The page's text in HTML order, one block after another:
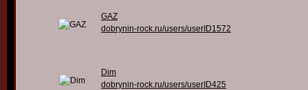
GAZ
dobrynin-rock.ru/users/userID1572
Dim
dobrynin-rock.ru/users/userID425